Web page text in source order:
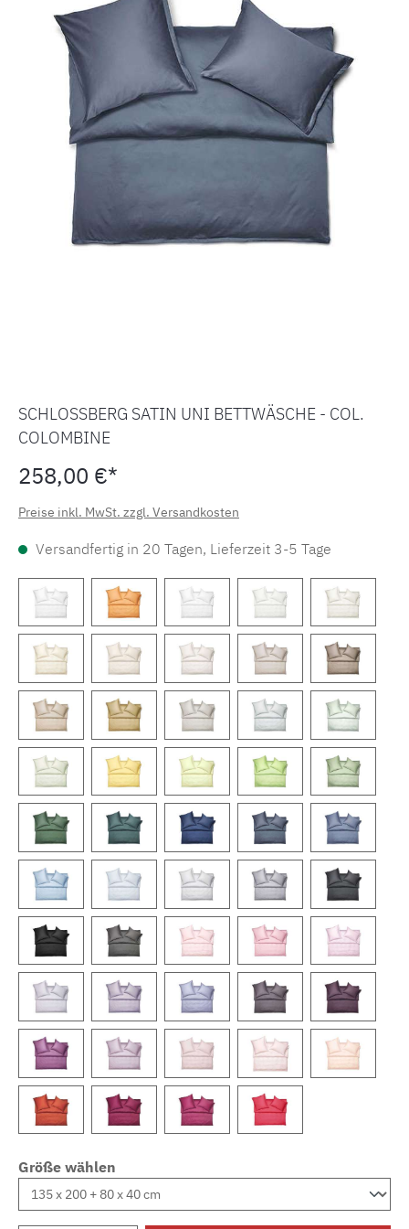
SCHLOSSBERG SATIN UNI BETTWÄSCHE - COL.
COLOMBINE
258,00 €*
Preise inkl. MwSt. zzgl. Versandkosten
Versandfertig in 20 Tagen, Lieferzeit 3-5 Tage
Größe wählen